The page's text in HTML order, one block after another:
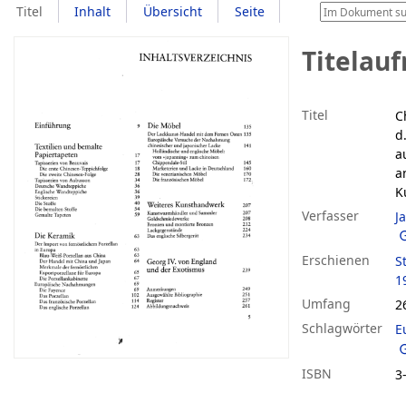
Titel Inhalt Übersicht Seite
Titel
Verfasser
Erschienen
Umfang
Schlagwörter
ISBN